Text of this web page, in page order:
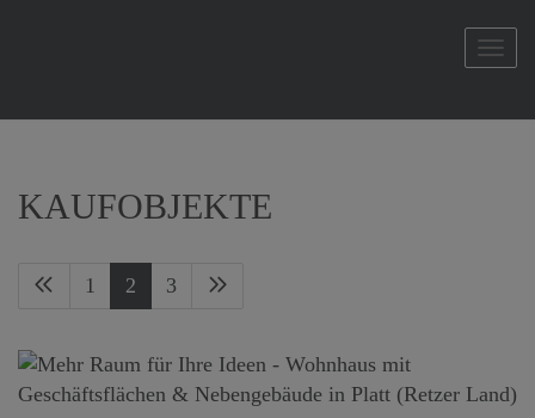
KAUFOBJEKTE
1 2 3